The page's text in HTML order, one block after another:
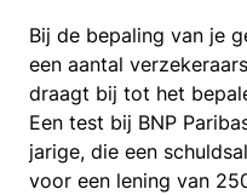
Bij de bepaling van je
een aantal
draagt bij tot het
Een test bij BNP
jarige, die een
voor een lening van